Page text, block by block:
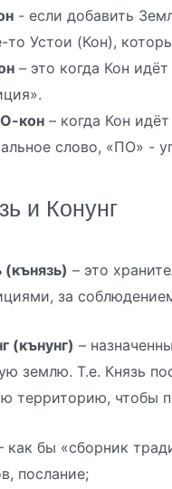
- если добавить
то Устои (Кон),
– это когда Кон
кон – когда Кон
слово, «ПО» -
и Конунг
(кънязь) – это
за
(кънунг) –
землю. Т.е. Князь
территорию, чтобы
как бы «сборник
послание;